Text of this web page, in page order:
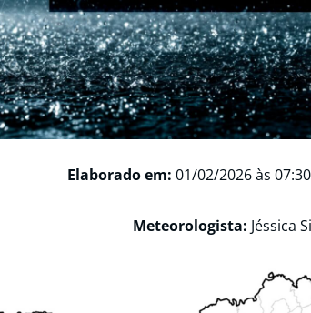
Elaborado em: 01/02/2026 às
Meteorologista: Jéssica